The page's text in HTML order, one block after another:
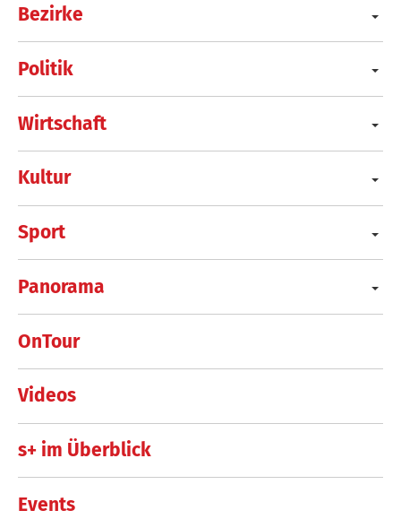
Bezirke
Politik
Wirtschaft
Kultur
Sport
Panorama
OnTour
Videos
s+ im Überblick
Events